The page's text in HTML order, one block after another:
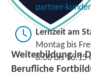
Weiterbildung in
Berufliche
partner-
Lernzeit am
Montag bis
8.00 bis 16.15